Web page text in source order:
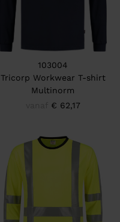
103004
Tricorp Workwear T-shirt
Multinorm
€ 62,17